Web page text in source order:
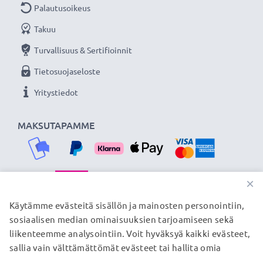
Laturin tekniset tiedot
Tulojännite: 100V - 240V
Lähtöjännite: 4.2 V - 8.4 V
Latausnopeus: 600mA
Latauksen kesto: ~ 2 tuntia/1000mAh
Pakkaus sisältää
2x CELLONIC® kameran akku korvaamaan
alkuperäisen akun Li-90B, Li-92B
1x laturi kamera-akulle Li-90B, Li-92B tai vastaavalle
1x latausasema kameran akulle
1x laturin verkkovirtajohto
MAKSUTAPAMME
Palautusoikeus
Takuu
Turvallisuus & Sertifioinnit
Tietosuojaseloste
Yritystiedot
TOIMITUSKUMPPANIMME
© subtel.fi 2026
×
Käytämme evästeitä sisällön ja mainosten personointiin,
sosiaalisen median ominaisuuksien tarjoamiseen sekä
liikenteemme analysointiin. Voit hyväksyä kaikki evästeet,
sallia vain välttämättömät evästeet tai hallita omia